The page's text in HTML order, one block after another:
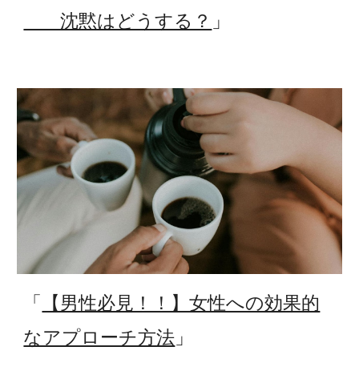
沈黙はどうする？ 」
「 【男性必見！！】女性への効果的
なアプローチ方法 」